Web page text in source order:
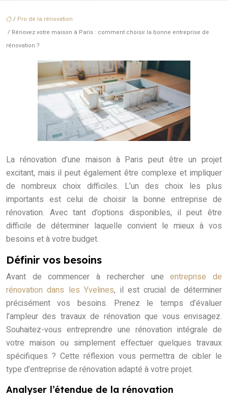
/ Pro de la rénovation
/ Rénovez votre maison à Paris : comment choisir la bonne entreprise de
rénovation ?
La rénovation d’une maison à Paris peut être un projet
excitant, mais il peut également être complexe et impliquer
de nombreux choix difficiles. L’un des choix les plus
importants est celui de choisir la bonne entreprise de
rénovation. Avec tant d’options disponibles, il peut être
difficile de déterminer laquelle convient le mieux à vos
besoins et à votre budget.
Définir vos besoins
Avant de commencer à rechercher uneentreprise de
rénovation dans les Yvelines, il est crucial de déterminer
précisément vos besoins. Prenez le temps d’évaluer
l’ampleur des travaux de rénovation que vous envisagez.
Souhaitez-vous entreprendre une rénovation intégrale de
votre maison ou simplement effectuer quelques travaux
spécifiques ? Cette réflexion vous permettra de cibler le
type d’entreprise de rénovation adapté à votre projet.
Analyser l’étendue de la rénovation